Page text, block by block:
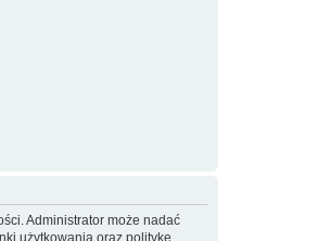
Administrator może nadać
użytkowania oraz politykę